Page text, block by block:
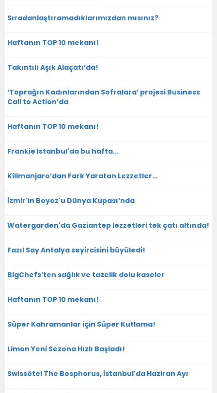
Sıradanlaştıramadıklarımızdan mısınız?
Haftanın TOP 10 mekanı!
Takıntılı Aşık Alaçatı’da!
‘Toprağın Kadınlarından Sofralara’ projesi Business
Call to Action’da
Haftanın TOP 10 mekanı!
Frankie İstanbul'da bu hafta...
Kilimanjaro’dan Fark Yaratan Lezzetler…
İzmir'in Boyoz'u Dünya Kupası’nda
Watergarden'da Gaziantep lezzetleri tek çatı altında!
Fazıl Say Antalya seyircisini büyüledi!
BigChefs’ten sağlık ve tazelik dolu kaseler
Haftanın TOP 10 mekanı!
Süper Kahramanlar için Süper Kutlama!
Limon Yeni Sezona Hızlı Başladı!
Swissôtel The Bosphorus, İstanbul'da Haziran Ayı